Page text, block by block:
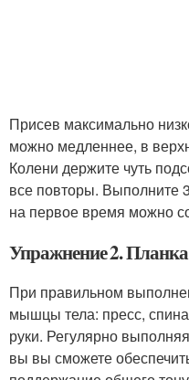
Присев максимально
можно медленнее, в
Колени держите чуть
все повторы. Выполните
на первое время можно
Упражнение 2. Планка
При правильном
мышцы тела: пресс,
руки. Регулярно
вы вы сможете